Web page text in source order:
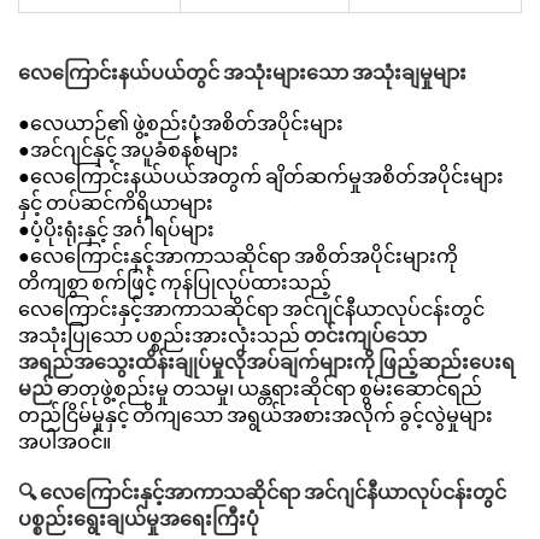
လေကြောင်းနယ်ပယ်တွင် အသုံးများသော အသုံးချမှုများ
●လေယာဉ်၏ ဖွဲ့စည်းပုံအစိတ်အပိုင်းများ
●အင်ဂျင်နှင့် အပူခံစနစ်များ
●လေကြောင်းနယ်ပယ်အတွက် ချိတ်ဆက်မှုအစိတ်အပိုင်းများ
နှင့် တပ်ဆင်ကိရိယာများ
●ပံ့ပိုးရုံးနှင့် အင်္ဂါရပ်များ
●လေကြောင်းနှင့်အာကာသဆိုင်ရာ အစိတ်အပိုင်းများကို
တိကျစွာ စက်ဖြင့် ကုန်ပြုလုပ်ထားသည့်
လေကြောင်းနှင့်အာကာသဆိုင်ရာ အင်ဂျင်နီယာလုပ်ငန်းတွင်
အသုံးပြုသော ပစ္စည်းအားလုံးသည် တင်းကျပ်သော
အရည်အသွေးထိန်းချုပ်မှုလိုအပ်ချက်များကို ဖြည့်ဆည်းပေးရ
မည်ဓာတုဖွဲ့စည်းမှု တသမှု၊ ယန္တရားဆိုင်ရာ စွမ်းဆောင်ရည်
တည်ငြိမ်မှုနှင့် တိကျသော အရွယ်အစားအလိုက် ခွင့်လွဲမှုများ
အပါအဝင်။
🔍 လေကြောင်းနှင့်အာကာသဆိုင်ရာ အင်ဂျင်နီယာလုပ်ငန်းတွင်
ပစ္စည်းရွေးချယ်မှုအရေးကြီးပုံ